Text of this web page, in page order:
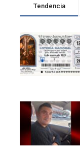
Tendencia